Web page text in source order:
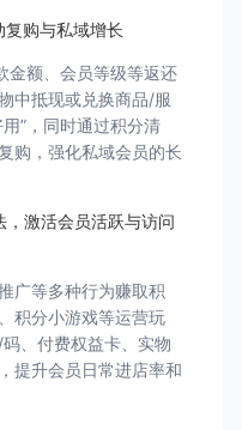
购与私域增长
金额、会员等级等返还
中抵现或兑换商品/服
”，同时通过积分清
购，强化私域会员的长
激活会员活跃与访问
广等多种行为赚取积
积分小游戏等运营玩
、付费权益卡、实物
提升会员日常进店率和